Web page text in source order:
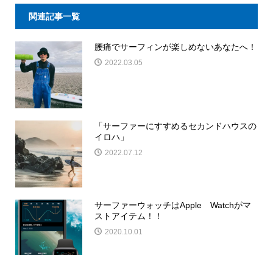
関連記事一覧
腰痛でサーフィンが楽しめないあなたへ！
2022.03.05
「サーファーにすすめるセカンドハウスの
イロハ」
2022.07.12
サーファーウォッチはApple Watchがマ
ストアイテム！！
2020.10.01